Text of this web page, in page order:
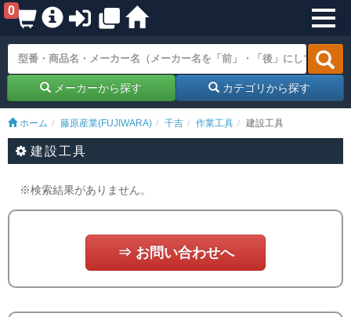
0
メーカーから探す カテゴリから探す
ホーム 藤原産業(FUJIWARA) 千吉 作業工具 建設工具
建設工具
※検索結果がありません。
⇒ お問い合わせへ